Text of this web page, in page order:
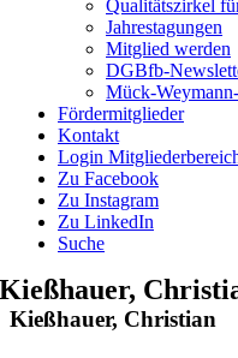
Qualitätszirkel
Jahrestagungen
Mitglied werden
DGBfb-
Mück-
Fördermitglieder
Kontakt
Login
Zu Facebook
Zu Instagram
Zu LinkedIn
Suche
Kießhauer,
Kießhauer, Christian